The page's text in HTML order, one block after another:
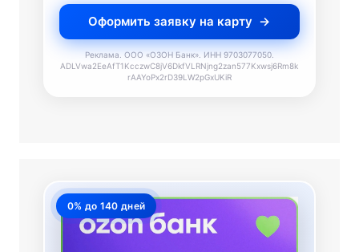
Оформить заявку на карту
Реклама. ООО «ОЗОН Банк». ИНН 9703077050.
ADLVwa2EeAfT1KcczwC8jV6DkfVLRNjng2zan577Kxwsj6Rm8k
rAAYoPx2rD39LW2pGxUKiR
0% до 140 дней